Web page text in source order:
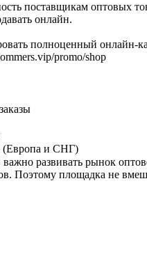
поставщикам оптовых
онлайн.
полноценный онлайн-
promo/shop
(Европа и СНГ)
развивать рынок
Поэтому площадка не